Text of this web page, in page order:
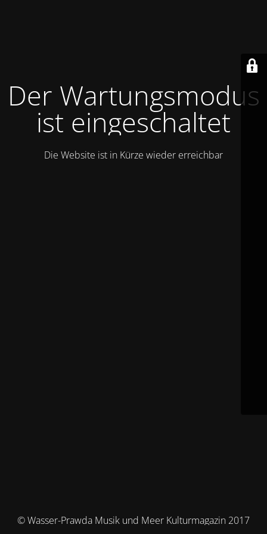
Der Wartungsmodus
ist eingeschaltet
Die Website ist in Kürze wieder erreichbar
© Wasser-Prawda Musik und Meer Kulturmagazin 2017